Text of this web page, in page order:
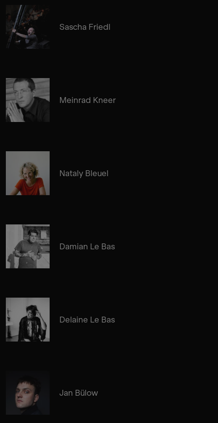
Sascha Friedl
Meinrad Kneer
Nataly Bleuel
Damian Le Bas
Delaine Le Bas
Jan Bülow